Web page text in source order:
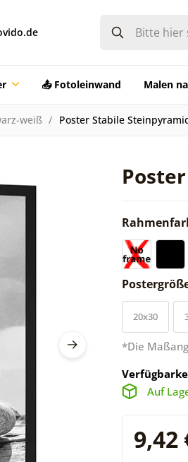
📤 Fotoleinwand Malen
weiß Poster Stabile
20x30
*Die
Auf
9,42